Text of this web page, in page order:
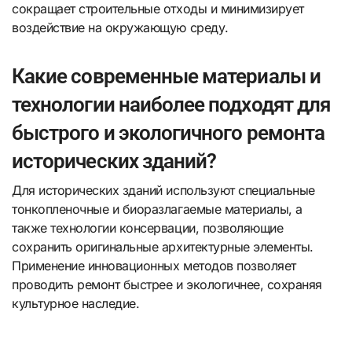
сокращает строительные отходы и минимизирует
воздействие на окружающую среду.
Какие современные материалы и
технологии наиболее подходят для
быстрого и экологичного ремонта
исторических зданий?
Для исторических зданий используют специальные
тонкопленочные и биоразлагаемые материалы, а
также технологии консервации, позволяющие
сохранить оригинальные архитектурные элементы.
Применение инновационных методов позволяет
проводить ремонт быстрее и экологичнее, сохраняя
культурное наследие.